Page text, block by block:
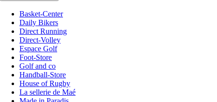
Basket-Center
Daily Bikers
Direct Running
Direct-Volley
Espace Golf
Foot-Store
Golf and co
Handball-Store
House of Rugby
La sellerie de Maé